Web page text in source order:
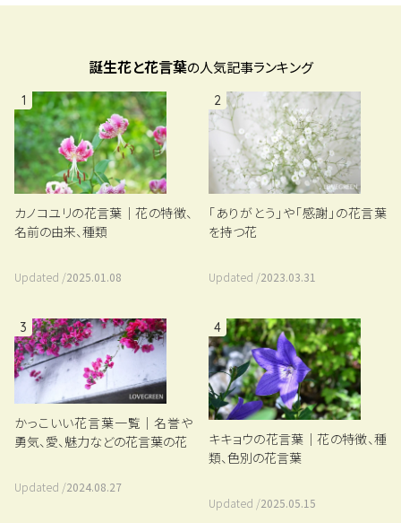
誕生花と花言葉の人気記事ランキング
1
カノコユリの花言葉｜花の特徴、
名前の由来、種類
Updated /2025.01.08
2
「ありがとう」や「感謝」の花言葉
を持つ花
Updated /2023.03.31
3
かっこいい花言葉一覧｜名誉や
勇気、愛、魅力などの花言葉の花
Updated /2024.08.27
4
キキョウの花言葉｜花の特徴、種
類、色別の花言葉
Updated /2025.05.15